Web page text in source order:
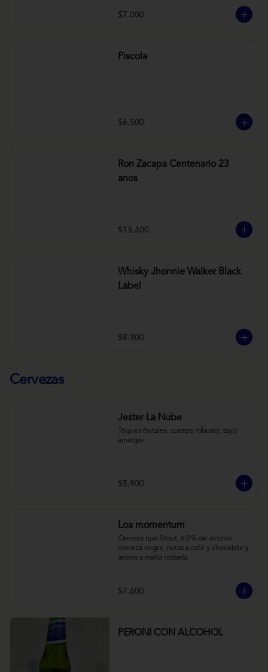
$7.000
Piscola
$6.500
Ron Zacapa Centenario 23
anos
$13.400
Whisky Jhonnie Walker Black
Label
$8.300
Cervezas
Jester La Nube
Toques frutales, cuerpo robusto, bajo
amargor
$5.900
Loa momentum
Cerveza tipo Stout. 6.0% de alcohol.
cerveza negra, notas a café y chocolate y
aroma a malta tostada
$7.600
PERONI CON ALCOHOL